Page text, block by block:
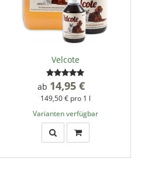
Velcote
ab 14,95 €
149,50 € pro 1 l
Varianten verfügbar